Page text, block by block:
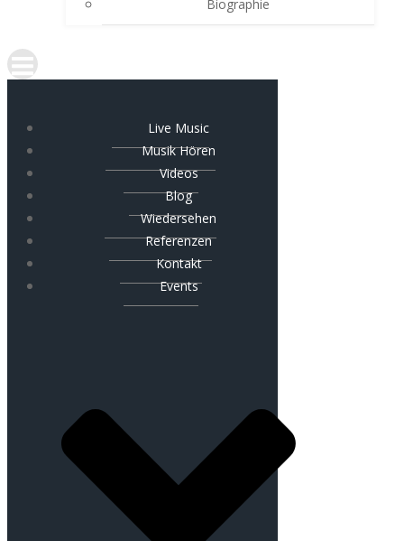
Biographie
Live Music
Musik Hören
Videos
Blog
Wiedersehen
Referenzen
Kontakt
Events